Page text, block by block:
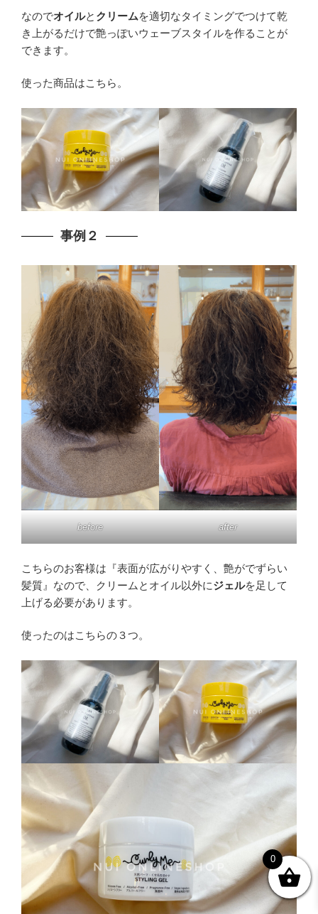
なのでオイルと クリームを適切なタイミングでつけて乾
き上がるだけで艶っぽいウェーブスタイルを作ることが
できます。
使った商品はこちら。
事例２
before after
こちらのお客様は『表面が広がりやすく、艶がでずらい
髪質』なので、クリームとオイル以外にジェルを足して
上げる必要があります。
使ったのはこちらの３つ。
0